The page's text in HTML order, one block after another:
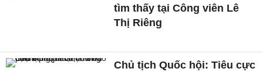
tìm thấy tại Công viên Lê
Thị Riêng
Chủ tịch Quốc hội: Tiêu cực